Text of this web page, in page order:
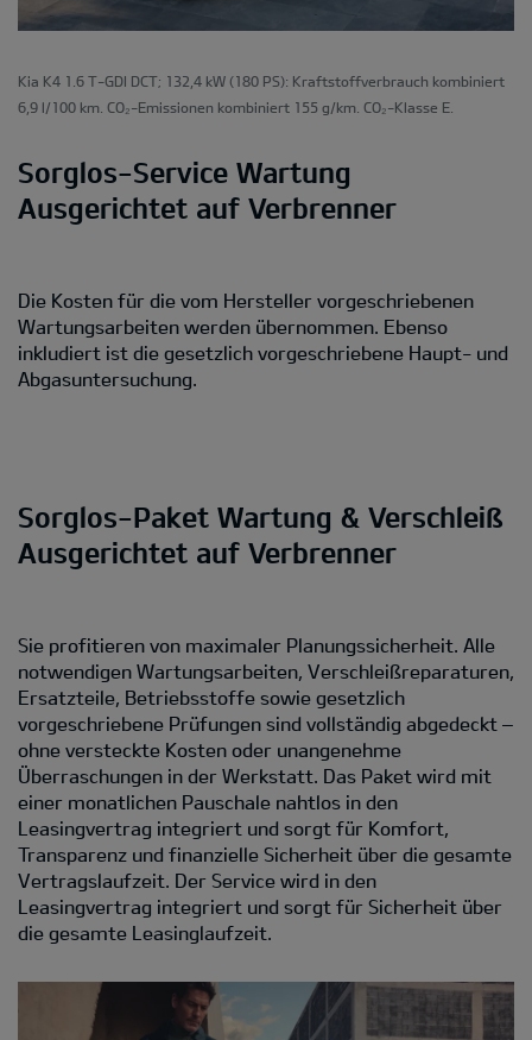
Kia K4 1.6 T-GDI DCT; 132,4 kW (180 PS): Kraftstoffverbrauch kombiniert
6,9 l/100 km. CO₂-Emissionen kombiniert 155 g/km. CO₂-Klasse E.
Sorglos-Service Wartung
Ausgerichtet auf Verbrenner
Die Kosten für die vom Hersteller vorgeschriebenen
Wartungsarbeiten werden übernommen. Ebenso
inkludiert ist die gesetzlich vorgeschriebene Haupt- und
Abgasuntersuchung.
Sorglos-Paket Wartung & Verschleiß
Ausgerichtet auf Verbrenner
Sie profitieren von maximaler Planungssicherheit. Alle
notwendigen Wartungsarbeiten, Verschleißreparaturen,
Ersatzteile, Betriebsstoffe sowie gesetzlich
vorgeschriebene Prüfungen sind vollständig abgedeckt –
ohne versteckte Kosten oder unangenehme
Überraschungen in der Werkstatt. Das Paket wird mit
einer monatlichen Pauschale nahtlos in den
Leasingvertrag integriert und sorgt für Komfort,
Transparenz und finanzielle Sicherheit über die gesamte
Vertragslaufzeit. Der Service wird in den
Leasingvertrag integriert und sorgt für Sicherheit über
die gesamte Leasinglaufzeit.